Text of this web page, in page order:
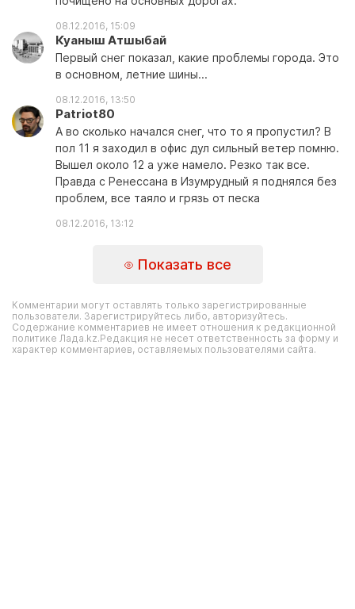
08.12.2016, 15:09
Куаныш Атшыбай
Первый снег показал, какие проблемы города. Это
в основном, летние шины...
08.12.2016, 13:50
Patriot80
А во сколько начался снег, что то я пропустил? В
пол 11 я заходил в офис дул сильный ветер помню.
Вышел около 12 а уже намело. Резко так все.
Правда с Ренессана в Изумрудный я поднялся без
проблем, все таяло и грязь от песка
08.12.2016, 13:12
Показать все
Комментарии могут оставлять только зарегистрированные
пользователи. Зарегистрируйтесь либо, авторизуйтесь.
Содержание комментариев не имеет отношения к редакционной
политике Лада.kz.Редакция не несет ответственность за форму и
характер комментариев, оставляемых пользователями сайта.